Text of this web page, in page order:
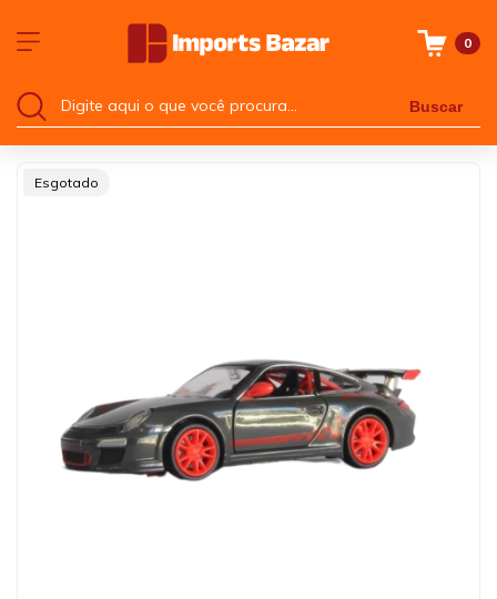
0
Buscar
Esgotado